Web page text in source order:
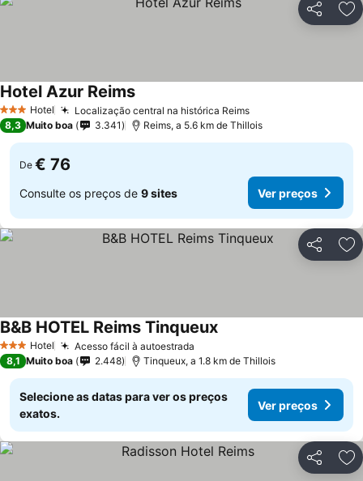
Partilhar
3 EstrelasHotel Localização central na histórica Reims
Hotel Azur Reims
8,3 Muito boa 3.341 Reims, a 5.6 km de Thillois
De € 76
Consulte os preços de 9 sites Ver preços
Partilhar
3 EstrelasHotel Acesso fácil à autoestrada
B&B HOTEL Reims Tinqueux
8,1 Muito boa 2.448 Tinqueux, a 1.8 km de Thillois
Selecione as datas para ver os preços
exatos.
Ver preços
Partilhar